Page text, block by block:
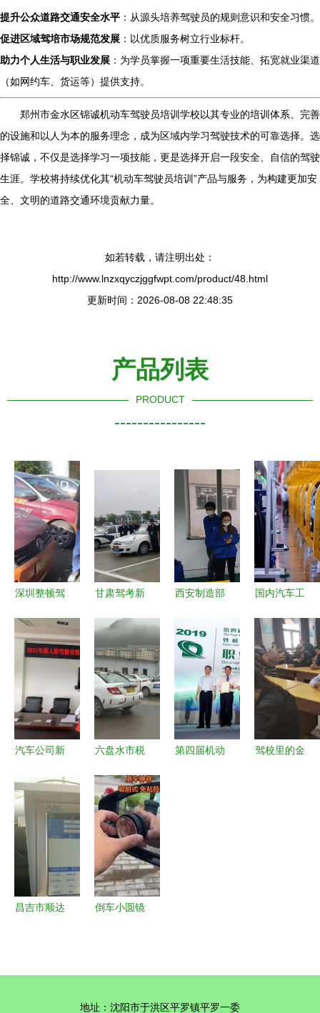
提升公众道路交通安全水平 ：从源头培养驾驶员的规则意识和安全习惯。
促进区域驾培市场规范发展 ：以优质服务树立行业标杆。
助力个人生活与职业发展 ：为学员掌握一项重要生活技能、拓宽就业渠道
（如网约车、货运等）提供支持。
郑州市金水区锦诚机动车驾驶员培训学校以其专业的培训体系、完善
的设施和以人为本的服务理念，成为区域内学习驾驶技术的可靠选择。选
择锦诚，不仅是选择学习一项技能，更是选择开启一段安全、自信的驾驶
生涯。学校将持续优化其“机动车驾驶员培训”产品与服务，为构建更加安
全、文明的道路交通环境贡献力量。
如若转载，请注明出处：
http://www.lnzxqyczjggfwpt.com/product/48.html
更新时间：2026-08-08 22:48:35
产品列表
PRODUCT
----------------
深圳整顿驾
为“学车热
浪”注入清
凉规范
甘肃驾考新
训后付费，
学员中途可
更换驾校
西安制造部
以赛促学砺
精兵，新员
工技能比武
展风采
国内汽车工
资车产地解
析
汽车公司新
培训 打造
专业安全的
机动车驾驶
员队伍
六盘水市税
力 减税降
费政策落地
生根，为驾
培行业减负
添活力
第四届机动
驾校里的金
昌吉市顺达
倒车小圆镜
地址：沈阳市于洪区平罗镇平罗一委